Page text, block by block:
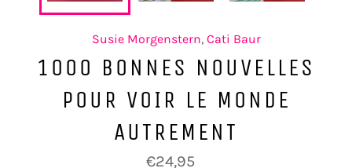
Susie Morgenstern, Cati Baur
1000 BONNES NOUVELLES
POUR VOIR LE MONDE
AUTREMENT
Prix
€24,95